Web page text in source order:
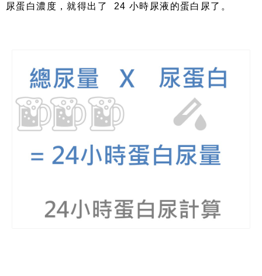
尿蛋白濃度，就得出了 24小時尿液的蛋白尿了。